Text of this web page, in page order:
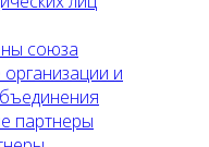
союза
и
партнеры